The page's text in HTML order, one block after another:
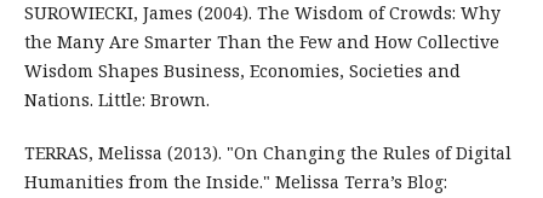
SUROWIECKI, James (2004). The Wisdom of Crowds: Why
the Many Are Smarter Than the Few and How Collective
Wisdom Shapes Business, Economies, Societies and
Nations. Little: Brown.
TERRAS, Melissa (2013). "On Changing the Rules of Digital
Humanities from the Inside." Melissa Terra’s Blog: